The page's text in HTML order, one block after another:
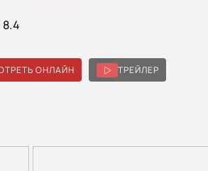
8.4
ОНЛАЙН ТРЕЙЛЕР